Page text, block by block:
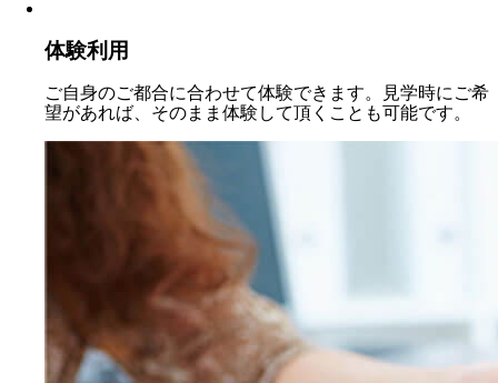
体験利用
ご自身のご都合に合わせて体験できます。見学時にご希
望があれば、そのまま体験して頂くことも可能です。